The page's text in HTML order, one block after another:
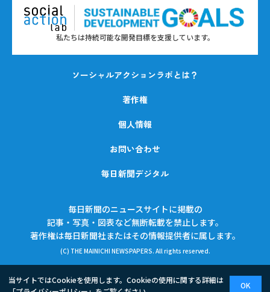
当サイトではCookieを使用します。Cookieの使用に関する詳細は
OK
私たちは持続可能な開発目標を支援しています。
ソーシャルアクションラボとは？
著作権
個人情報
お問い合わせ
毎日新聞デジタル
毎日新聞のニュースサイトに掲載の
記事・写真・図表など無断転載を禁止します。
著作権は毎日新聞社またはその情報提供者に属します。
(C) THE MAINICHI NEWSPAPERS. All rights reserved.